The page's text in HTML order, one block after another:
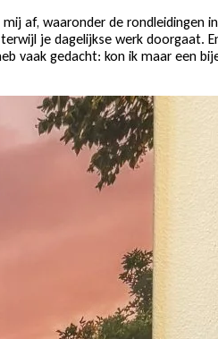
af, waaronder de rondleidingen
je dagelijkse werk doorgaat.
vaak gedacht: kon ik maar een